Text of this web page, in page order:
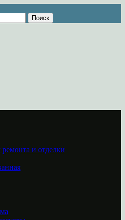
и отделки